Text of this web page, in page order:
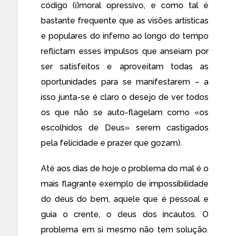
código (i)moral opressivo, e como tal é
bastante frequente que as visões artísticas
e populares do inferno ao longo do tempo
reflictam esses impulsos que anseiam por
ser satisfeitos e aproveitam todas as
oportunidades para se manifestarem – a
isso junta-se é claro o desejo de ver todos
os que não se auto-flagelam como «os
escolhidos de Deus» serem castigados
pela felicidade e prazer que gozam).
Até aos dias de hoje o problema do mal é o
mais flagrante exemplo de impossibilidade
do deus do bem, aquele que é pessoal e
guia o crente, o deus dos incautos. O
problema em si mesmo não tem solução.